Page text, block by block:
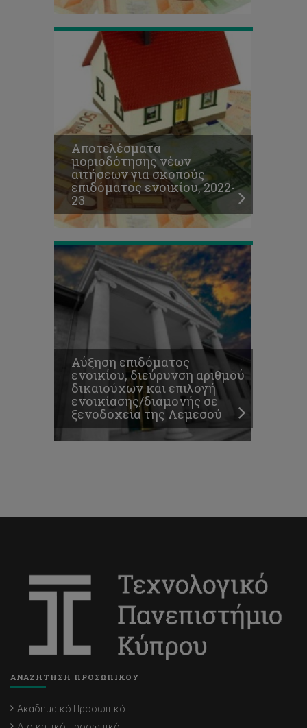
Αποτελέσματα
μοριοδότησης νέων
αιτήσεων για σκοπούς
επιδόματος ενοικίου, 2022-
23
Αύξηση
επιδόματος
ενοικίου,
διεύρυνση
αριθμού
δικαιούχων
και
επιλογή
ενοικίασης/
διαμονής
σε
ξενοδοχεία
της
Λεμεσού
Αύξηση επιδόματος
ενοικίου, διεύρυνση αριθμού
δικαιούχων και επιλογή
ενοικίασης/διαμονής σε
ξενοδοχεία της Λεμεσού
ΑΝΑΖΗΤΗΣΗ ΠΡΟΣΩΠΙΚΟΥ
Ακαδημαϊκό Προσωπικό